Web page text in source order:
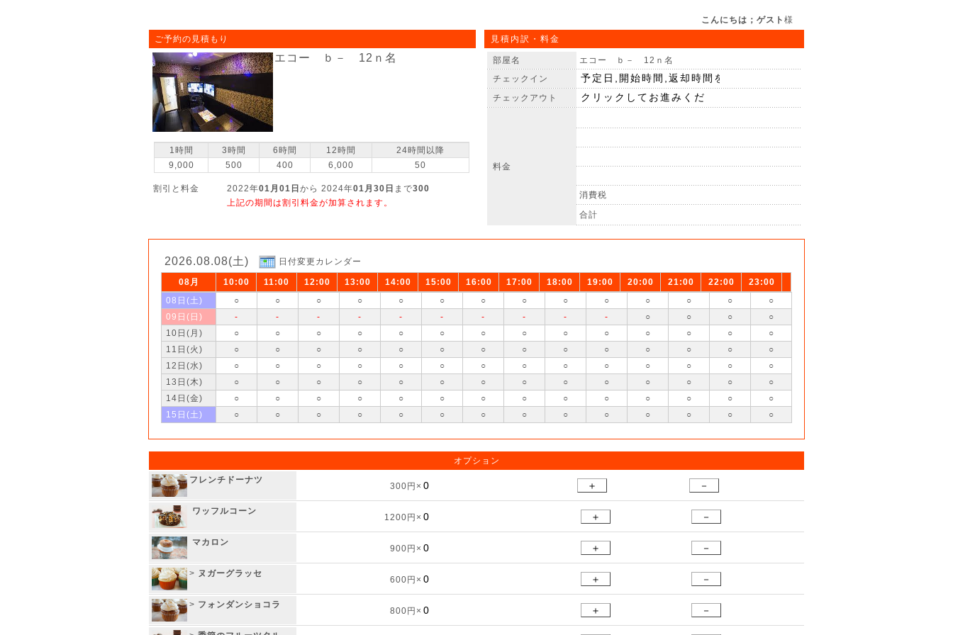
こんにちは；ゲスト 様
ご予約の見積もり
エコー ｂ－ 12ｎ名
1時間 3時間 6時間 12時間
24時間以降
9,000
500 400 6,000 50
割引と料金 2022年01月01日 から 2024年01月30日 まで300
上記の期間は割引料金が加算されます。
見積内訳・料金
部屋名
エコー ｂ－ 12ｎ名
チェックイン
チェックアウト
料金
消費税
合計
2026.08.08(土) 日付変更カレンダー
08月 10:00 11:00 12:00 13:00 14:00 15:00 16:00 17:00 18:00 19:00 20:00 21:00 22:00
23:00
08日(土)
○ ○ ○ ○ ○ ○ ○ ○ ○ ○ ○ ○ ○
○
09日(日)
- - - - - - - - - - ○ ○ ○
○
10日(月)
○ ○ ○ ○ ○ ○ ○ ○ ○ ○ ○ ○ ○
○
11日(火)
○ ○ ○ ○ ○ ○ ○ ○ ○ ○ ○ ○ ○
○
12日(水)
○ ○ ○ ○ ○ ○ ○ ○ ○ ○ ○ ○ ○
○
13日(木)
○ ○ ○ ○ ○ ○ ○ ○ ○ ○ ○ ○ ○
○
14日(金)
○ ○ ○ ○ ○ ○ ○ ○ ○ ○ ○ ○ ○
○
15日(土)
○ ○ ○ ○ ○ ○ ○ ○ ○ ○ ○ ○ ○ ○
オプション
フレンチドーナツ
300円× ＋ －
ワッフルコーン
1200円× ＋ －
マカロン
900円× ＋ －
> ヌガーグラッセ
600円× ＋ －
> フォンダンショコラ
800円× ＋ －